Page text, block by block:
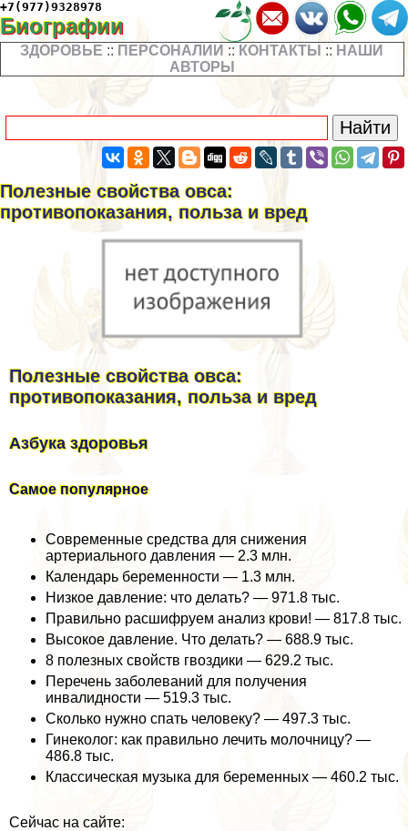
+7(977)9328978
Биографии
ЗДОРОВЬЕ :: ПЕРСОНАЛИИ :: КОНТАКТЫ :: НАШИ
АВТОРЫ
Полезные свойства овса:
противопоказания, польза и вред
Полезные свойства овса:
противопоказания, польза и вред
Азбука здоровья
Самое популярное
Современные средства для снижения
артериального давления — 2.3 млн.
Календарь беременности — 1.3 млн.
Низкое давление: что делать? — 971.8 тыс.
Правильно расшифруем анализ крови! — 817.8 тыс.
Высокое давление. Что делать? — 688.9 тыс.
8 полезных свойств гвоздики — 629.2 тыс.
Перечень заболеваний для получения
инвалидности — 519.3 тыс.
Сколько нужно спать человеку? — 497.3 тыс.
Гинеколог: как правильно лечить молочницу? —
486.8 тыс.
Классическая музыка для беременных — 460.2 тыс.
Сейчас на сайте: